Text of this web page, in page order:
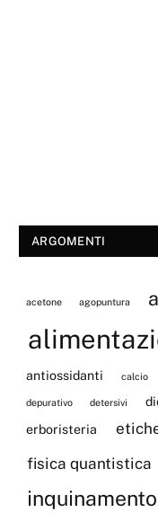
ARGOMENTI
acetone agopuntura
antiossidanti calcio
depurativo detersivi
erboristeria
fisica quantistica
inquinamento